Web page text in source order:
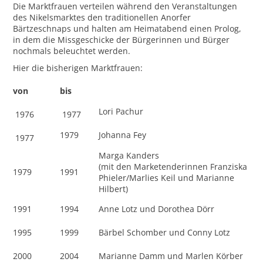
Die Marktfrauen verteilen während den Veranstaltungen
des Nikelsmarktes den traditionellen Anorfer
Bärtzeschnaps und halten am Heimatabend einen Prolog,
in dem die Missgeschicke der Bürgerinnen und Bürger
nochmals beleuchtet werden.
Hier die bisherigen Marktfrauen:
von bis
1976 1977 Lori Pachur
1977 1979 Johanna Fey
1979 1991
Marga Kanders
(mit den Marketenderinnen Franziska
Phieler/Marlies Keil und Marianne
Hilbert)
1991
1994 Anne Lotz und Dorothea Dörr
1995 1999 Bärbel Schomber und Conny Lotz
2000 2004 Marianne Damm und Marlen Körber